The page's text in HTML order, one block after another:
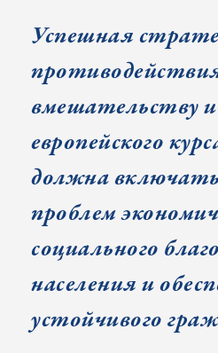
Успешная
вмешательству
европейского
должна
проблем
социального
населения и
устойчивого